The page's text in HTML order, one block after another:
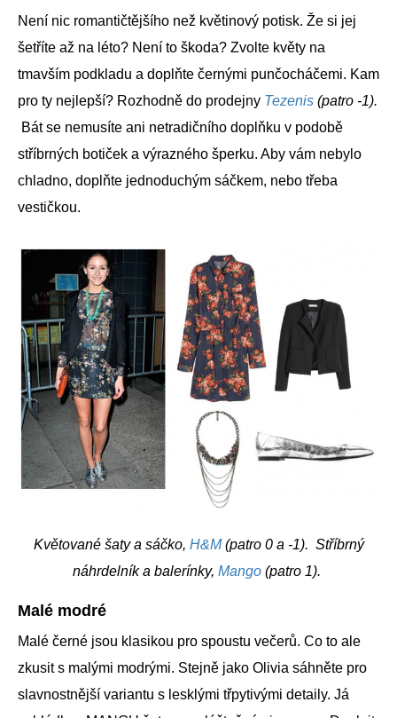
Není nic romantičtějšího než květinový potisk. Že si jej
šetříte až na léto? Není to škoda? Zvolte květy na
tmavším podkladu a doplňte černými punčocháčemi. Kam
pro ty nejlepší? Rozhodně do prodejny Tezenis (patro -1).
Bát se nemusíte ani netradičního doplňku v podobě
stříbrných botiček a výrazného šperku. Aby vám nebylo
chladno, doplňte jednoduchým sáčkem, nebo třeba
vestičkou.
Květované šaty a sáčko, H&M(patro 0 a -1). Stříbrný
náhrdelník a balerínky, Mango (patro 1).
Malé modré
Malé černé jsou klasikou pro spoustu večerů. Co to ale
zkusit s malými modrými. Stejně jako Olivia sáhněte pro
slavnostnější variantu s lesklými třpytivými detaily. Já